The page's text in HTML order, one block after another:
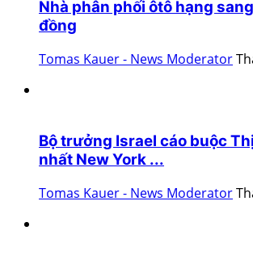
Nhà phân phối ôtô hạng
đồng
Tomas Kauer - News Moderator
Bộ trưởng Israel cáo buộc
nhất New York ...
Tomas Kauer - News Moderator